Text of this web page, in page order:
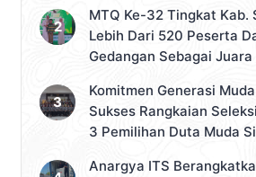
MTQ Ke-32 Tingkat Kab.
Lebih Dari 520 Peserta
Gedangan Sebagai Juara
Komitmen Generasi
Sukses Rangkaian
3 Pemilihan Duta Muda
Anargya ITS